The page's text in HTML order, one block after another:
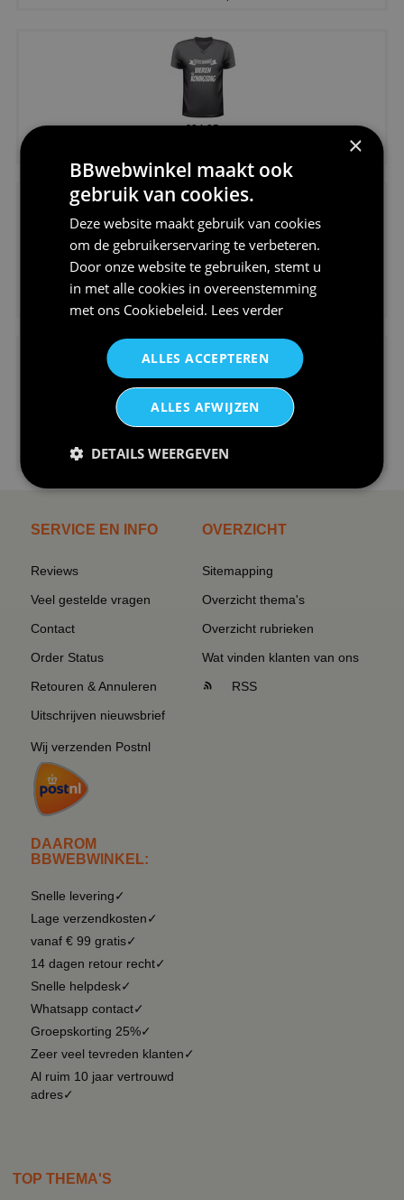
€24,95
€24,95
V-hals shirt rood wit blauw st...
I love korfbal t-shirt sport s...
SERVICE EN INFO
Reviews
Veel gestelde vragen
Contact
Order Status
Retouren & Annuleren
Uitschrijven nieuwsbrief
Wij verzenden Postnl
DAAROM
BBWEBWINKEL:
Snelle levering✓
Lage verzendkosten✓
vanaf € 99 gratis✓
14 dagen retour recht✓
Snelle helpdesk✓
Whatsapp contact✓
Groepskorting 25%✓
Zeer veel tevreden klanten✓
Al ruim 10 jaar vertrouwd
adres✓
OVERZICHT
Sitemapping
Overzicht thema's
Overzicht rubrieken
Wat vinden klanten van ons
RSS
TOP THEMA'S
×
BBwebwinkel maakt ook
gebruik van cookies.
Deze website maakt gebruik van cookies
om de gebruikerservaring te verbeteren.
Door onze website te gebruiken, stemt u
in met alle cookies in overeenstemming
met ons Cookiebeleid. Lees verder
ALLES ACCEPTEREN
ALLES AFWIJZEN
DETAILS WEERGEVEN